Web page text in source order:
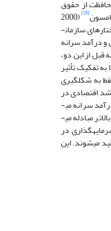
از حقوق
[18]
(2000
سازمان­
و درآمد سرانه
می­توان به تحقیق عجم­اوغلو و جانسون (2005) اشاره کرد. البته قبل از این دو،
به تفکیک تأثیر
فقط به شکل­گیری
رشد اقتصادی در
درآمد سرانه می­
مبادله می­
تغییر کرده و سرمایه­گذاری در
تولید می­شوند. این